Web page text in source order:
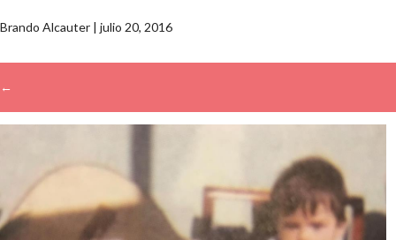
Brando Alcauter | julio 20, 2016
←